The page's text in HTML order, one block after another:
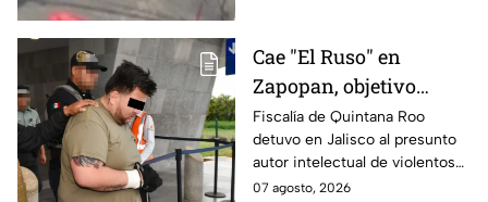
Cae "El Ruso" en
Zapopan, objetivo
prioritario en Playa del
Carmen
Fiscalía de Quintana Roo
detuvo en Jalisco al presunto
autor intelectual de violentos
ataques en fraccionamientos
07 agosto, 2026